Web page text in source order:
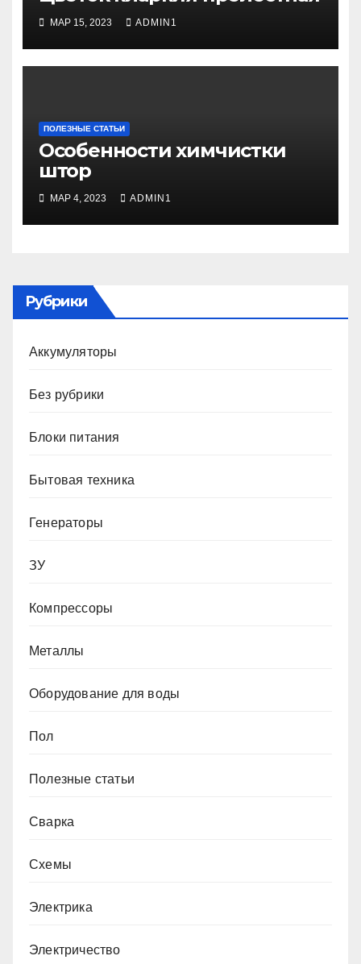
МАР 15, 2023 ADMIN1
ПОЛЕЗНЫЕ СТАТЬИ
Особенности химчистки
штор
МАР 4, 2023 ADMIN1
Рубрики
Аккумуляторы
Без рубрики
Блоки питания
Бытовая техника
Генераторы
ЗУ
Компрессоры
Металлы
Оборудование для воды
Пол
Полезные статьи
Сварка
Схемы
Электрика
Электричество